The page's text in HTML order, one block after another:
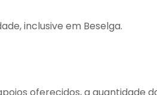
inclusive em Beselga.